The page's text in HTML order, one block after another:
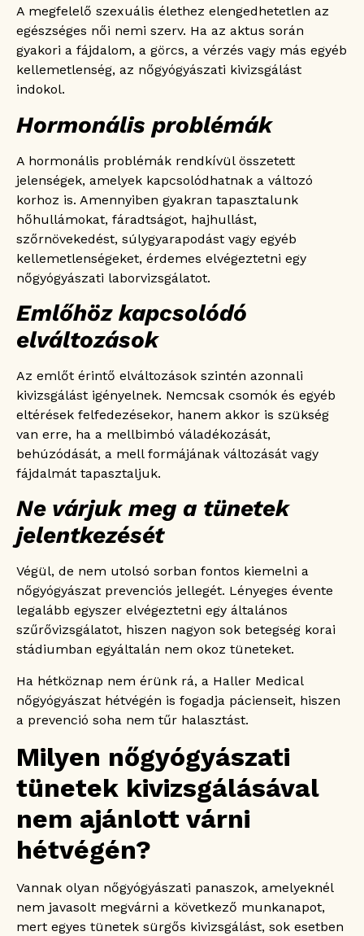
A megfelelő szexuális élethez elengedhetetlen az
egészséges női nemi szerv. Ha az aktus során
gyakori a fájdalom, a görcs, a vérzés vagy más egyéb
kellemetlenség, az nőgyógyászati kivizsgálást
indokol.
Hormonális problémák
A hormonális problémák rendkívül összetett
jelenségek, amelyek kapcsolódhatnak a változó
korhoz is. Amennyiben gyakran tapasztalunk
hőhullámokat, fáradtságot, hajhullást,
szőrnövekedést, súlygyarapodást vagy egyéb
kellemetlenségeket, érdemes elvégeztetni egy
nőgyógyászati laborvizsgálatot.
Emlőhöz kapcsolódó
elváltozások
Az emlőt érintő elváltozások szintén azonnali
kivizsgálást igényelnek. Nemcsak csomók és egyéb
eltérések felfedezésekor, hanem akkor is szükség
van erre, ha a mellbimbó váladékozását,
behúzódását, a mell formájának változását vagy
fájdalmát tapasztaljuk.
Ne várjuk meg a tünetek
jelentkezését
Végül, de nem utolsó sorban fontos kiemelni a
nőgyógyászat prevenciós jellegét. Lényeges évente
legalább egyszer elvégeztetni egy általános
szűrővizsgálatot, hiszen nagyon sok betegség korai
stádiumban egyáltalán nem okoz tüneteket.
Ha hétköznap nem érünk rá, a Haller Medical
nőgyógyászat hétvégén is fogadja pácienseit, hiszen
a prevenció soha nem tűr halasztást.
Milyen nőgyógyászati
tünetek kivizsgálásával
nem ajánlott várni
hétvégén?
Vannak olyan nőgyógyászati panaszok, amelyeknél
nem javasolt megvárni a következő munkanapot,
mert egyes tünetek sürgős kivizsgálást, sok esetben